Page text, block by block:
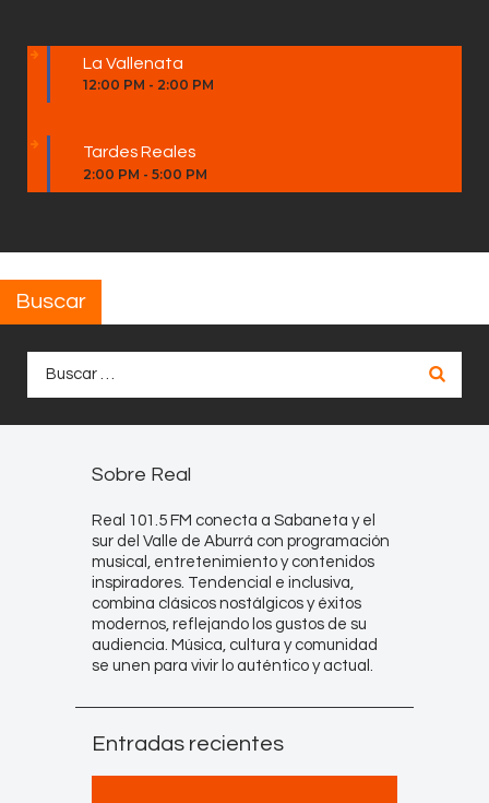
La Vallenata
12:00 PM - 2:00 PM
Tardes Reales
2:00 PM - 5:00 PM
Buscar
Sobre Real
Real 101.5 FM conecta a Sabaneta y el
sur del Valle de Aburrá con programación
musical, entretenimiento y contenidos
inspiradores. Tendencial e inclusiva,
combina clásicos nostálgicos y éxitos
modernos, reflejando los gustos de su
audiencia. Música, cultura y comunidad
se unen para vivir lo auténtico y actual.
Entradas recientes